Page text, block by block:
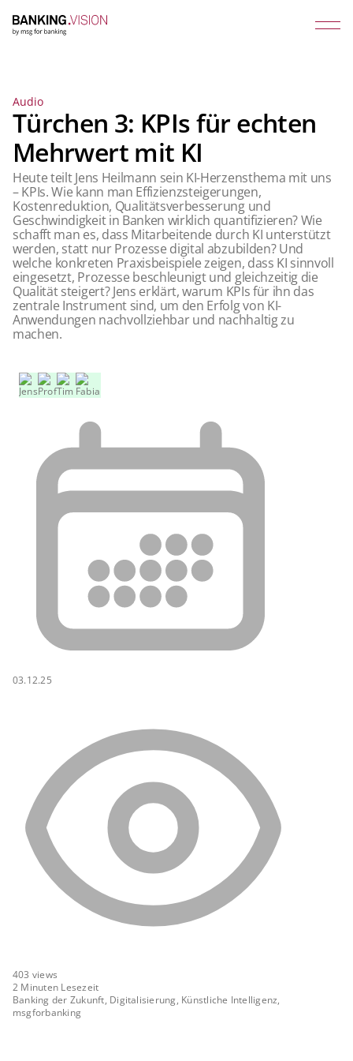
Audio
Türchen 3: KPIs für echten
Mehrwert mit KI
Heute teilt Jens Heilmann sein KI-Herzensthema mit uns
– KPIs. Wie kann man Effizienzsteigerungen,
Kostenreduktion, Qualitätsverbesserung und
Geschwindigkeit in Banken wirklich quantifizieren? Wie
schafft man es, dass Mitarbeitende durch KI unterstützt
werden, statt nur Prozesse digital abzubilden? Und
welche konkreten Praxisbeispiele zeigen, dass KI sinnvoll
eingesetzt, Prozesse beschleunigt und gleichzeitig die
Qualität steigert? Jens erklärt, warum KPIs für ihn das
zentrale Instrument sind, um den Erfolg von KI-
Anwendungen nachvollziehbar und nachhaltig zu
machen.
03.12.25
403 views
2 Minuten Lesezeit
Banking der Zukunft, Digitalisierung, Künstliche Intelligenz,
msgforbanking